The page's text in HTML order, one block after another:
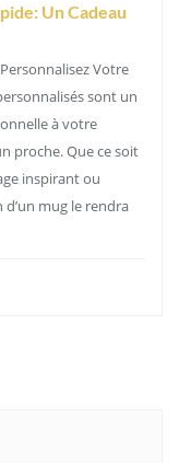
Un Cadeau
Votre
sont un
à votre
proche. Que ce soit
inspirant ou
mug le rendra